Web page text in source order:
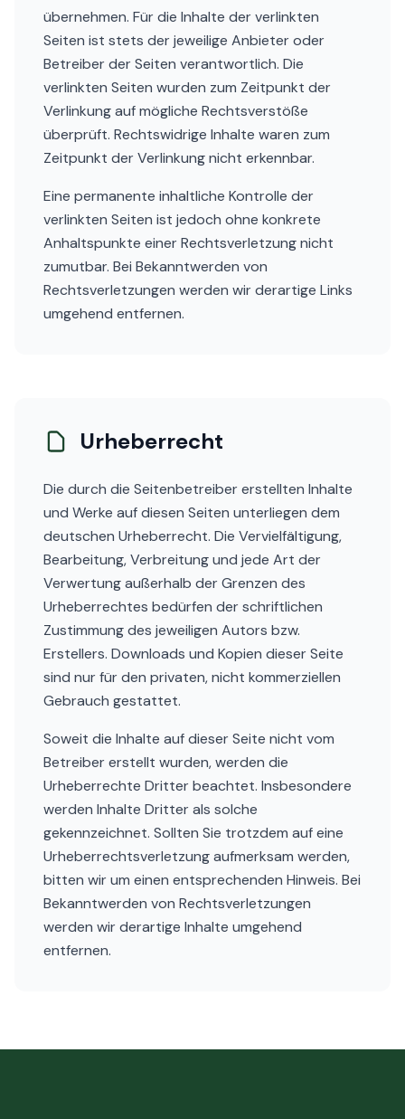
übernehmen. Für die Inhalte der verlinkten
Seiten ist stets der jeweilige Anbieter oder
Betreiber der Seiten verantwortlich. Die
verlinkten Seiten wurden zum Zeitpunkt der
Verlinkung auf mögliche Rechtsverstöße
überprüft. Rechtswidrige Inhalte waren zum
Zeitpunkt der Verlinkung nicht erkennbar.
Eine permanente inhaltliche Kontrolle der
verlinkten Seiten ist jedoch ohne konkrete
Anhaltspunkte einer Rechtsverletzung nicht
zumutbar. Bei Bekanntwerden von
Rechtsverletzungen werden wir derartige Links
umgehend entfernen.
Urheberrecht
Die durch die Seitenbetreiber erstellten Inhalte
und Werke auf diesen Seiten unterliegen dem
deutschen Urheberrecht. Die Vervielfältigung,
Bearbeitung, Verbreitung und jede Art der
Verwertung außerhalb der Grenzen des
Urheberrechtes bedürfen der schriftlichen
Zustimmung des jeweiligen Autors bzw.
Erstellers. Downloads und Kopien dieser Seite
sind nur für den privaten, nicht kommerziellen
Gebrauch gestattet.
Soweit die Inhalte auf dieser Seite nicht vom
Betreiber erstellt wurden, werden die
Urheberrechte Dritter beachtet. Insbesondere
werden Inhalte Dritter als solche
gekennzeichnet. Sollten Sie trotzdem auf eine
Urheberrechtsverletzung aufmerksam werden,
bitten wir um einen entsprechenden Hinweis. Bei
Bekanntwerden von Rechtsverletzungen
werden wir derartige Inhalte umgehend
entfernen.